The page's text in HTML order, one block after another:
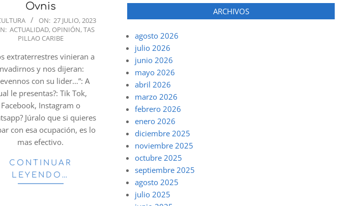
Ovnis
ON: 27 JULIO, 2023
ACTUALIDAD, OPINIÓN,TAS
PILLAO CARIBE
extraterrestres vinieran a
y nos dijeran:
con su lider…”: A
le presentas?: Tik Tok,
Facebook, Instagram o
Júralo que si quieres
con esa ocupación, es lo
mas efectivo.
CONTINUAR
LEYENDO…
ARCHIVOS
agosto 2026
julio 2026
junio 2026
mayo 2026
abril 2026
marzo 2026
febrero 2026
enero 2026
diciembre 2025
noviembre 2025
octubre 2025
septiembre 2025
agosto 2025
julio 2025